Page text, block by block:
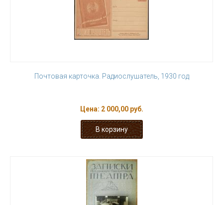
Почтовая карточка. Радиослушатель, 1930 год
Цена: 2 000,00 руб.